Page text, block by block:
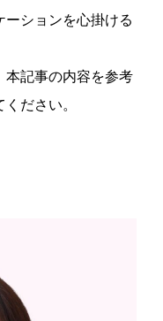
ーションを心掛ける
本記事の内容を参考
ださい。